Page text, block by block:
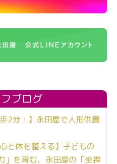
ブログ
歩2分！】永田屋で人形供養
と体を整える】子どもの
」を育む、永田屋の「坐禅